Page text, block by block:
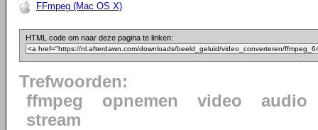
FFmpeg (Mac OS X)
HTML code om naar deze pagina te linken:
Trefwoorden:
ffmpeg
opnemen video
audio
stream